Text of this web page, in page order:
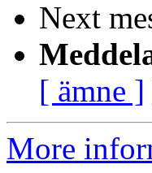
Next
[ ämne ]
More